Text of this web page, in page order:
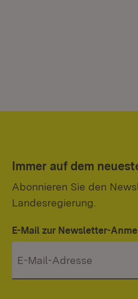
Immer auf dem
Abonnieren Sie den
Landesregierung.
E-Mail zur Newsletter-